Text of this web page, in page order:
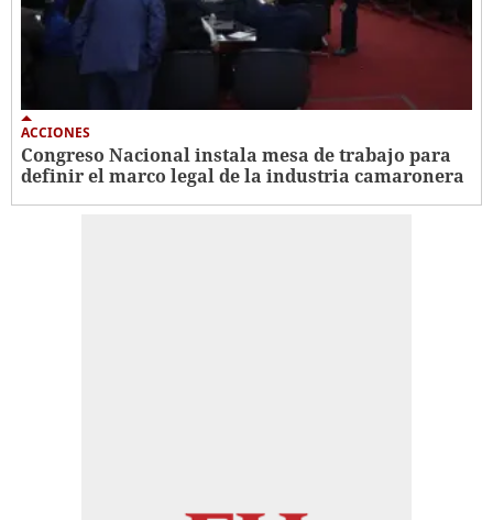
ACCIONES
Congreso Nacional instala mesa de trabajo para
definir el marco legal de la industria camaronera